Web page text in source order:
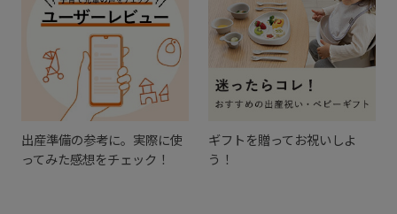
出産準備の参考に。実際に使
ってみた感想をチェック！
ギフトを贈ってお祝いしよ
う！